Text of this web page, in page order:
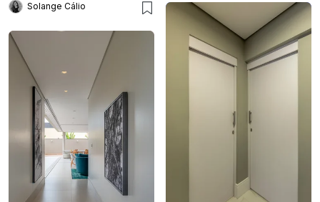
Solange Cálio